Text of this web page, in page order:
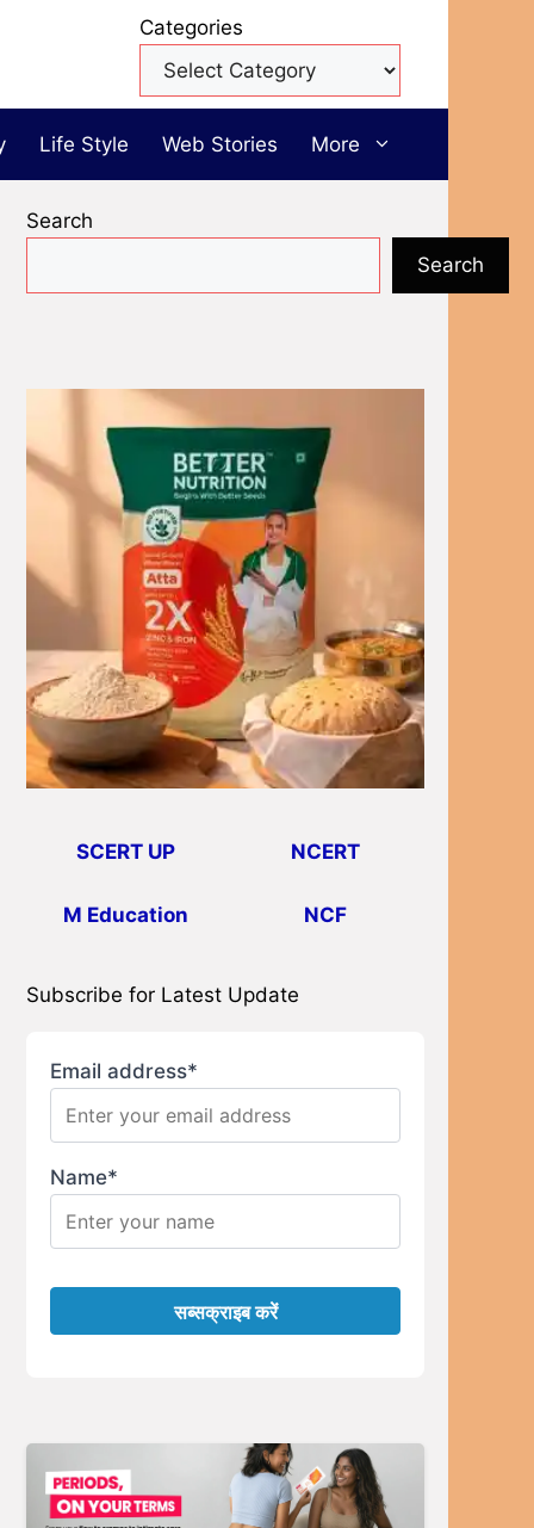
Categories
Life Style Web Stories More
Search
Search
SCERT UP
M Education
NCERT
NCF
Subscribe for Latest Update
Email address*
Name*